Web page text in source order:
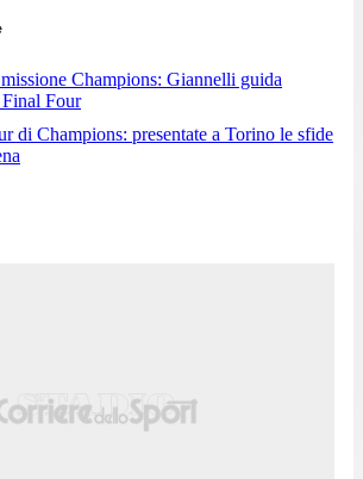
Champions: Giannelli guida
Final Four
di Champions: presentate a Torino le sfide